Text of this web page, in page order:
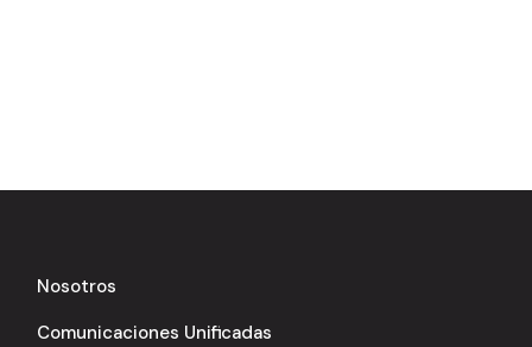
Nosotros
Comunicaciones Unificadas